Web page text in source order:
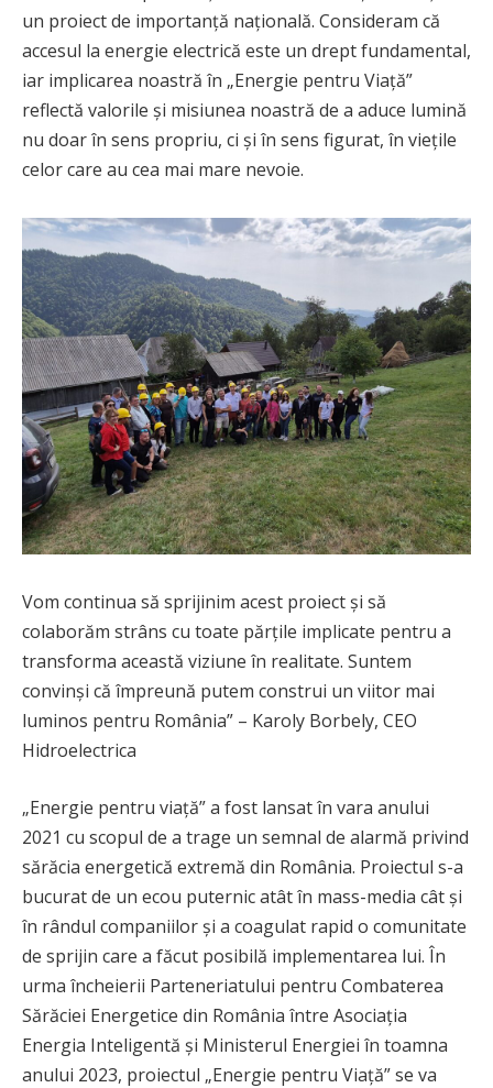
un proiect de importanță națională. Consideram că
accesul la energie electrică este un drept fundamental,
iar implicarea noastră în „Energie pentru Viață”
reflectă valorile și misiunea noastră de a aduce lumină
nu doar în sens propriu, ci și în sens figurat, în viețile
celor care au cea mai mare nevoie.
Vom continua să sprijinim acest proiect și să
colaborăm strâns cu toate părțile implicate pentru a
transforma această viziune în realitate. Suntem
convinși că împreună putem construi un viitor mai
luminos pentru România” – Karoly Borbely, CEO
Hidroelectrica
„Energie pentru viață” a fost lansat în vara anului
2021 cu scopul de a trage un semnal de alarmă privind
sărăcia energetică extremă din România. Proiectul s-a
bucurat de un ecou puternic atât în mass-media cât și
în rândul companiilor și a coagulat rapid o comunitate
de sprijin care a făcut posibilă implementarea lui. În
urma încheierii Parteneriatului pentru Combaterea
Sărăciei Energetice din România între Asociația
Energia Inteligentă și Ministerul Energiei în toamna
anului 2023, proiectul „Energie pentru Viață” se va